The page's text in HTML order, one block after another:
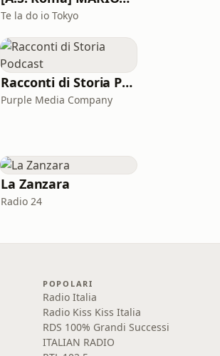
Te la do io Tokyo
Racconti di Storia Podcast
Purple Media Company
La Zanzara
Radio 24
POPOLARI
Radio Italia
Radio Kiss Kiss Italia
RDS 100% Grandi Successi
ITALIAN RADIO